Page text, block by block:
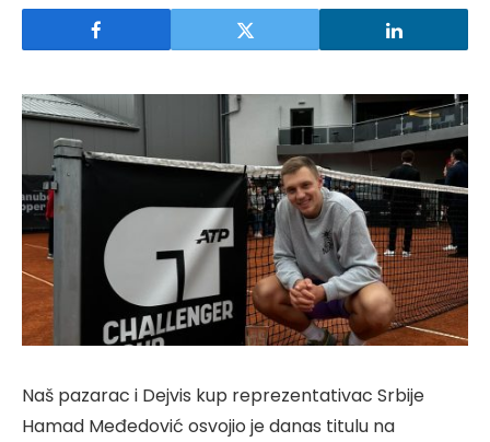
Naš pazarac i Dejvis kup reprezentativac Srbije
Hamad Međedović osvojio je danas titulu na